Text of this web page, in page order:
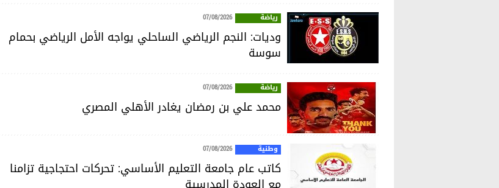
رياضة 07/08/2026
وديات: النجم الرياضي الساحلي يواجه الأمل الرياضي بحمام
سوسة
رياضة 07/08/2026
محمد علي بن رمضان يغادر الأهلي المصري
وطنية 07/08/2026
كاتب عام جامعة التعليم الأساسي: تحركات احتجاجية تزامنا